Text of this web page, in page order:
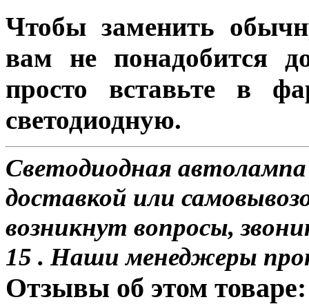
Чтобы заменить
вам не понадобится
просто вставьте в
светодиодную.
Светодиодная
доставкой или
возникнут вопросы,
15 . Наши менеджеры
Отзывы об этом товаре: